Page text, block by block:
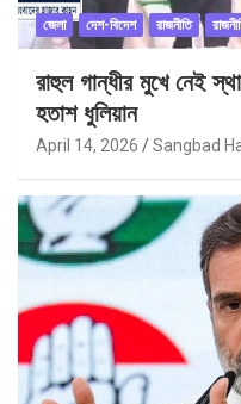
জেলা দেশ-বিদেশ রাজনীতি
রাহুল গান্ধীর মুখে নেই
হতাশ ধুলিয়ান
April 14, 2026 Sangbad